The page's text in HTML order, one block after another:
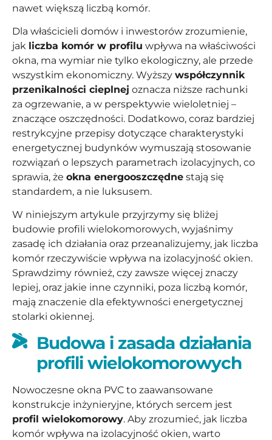
nawet większą liczbą komór.
Dla właścicieli domów i inwestorów zrozumienie,
jak liczba komór w profilu wpływa na właściwości
okna, ma wymiar nie tylko ekologiczny, ale przede
wszystkim ekonomiczny. Wyższy współczynnik
przenikalności cieplnej oznacza niższe rachunki
za ogrzewanie, a w perspektywie wieloletniej –
znaczące oszczędności. Dodatkowo, coraz bardziej
restrykcyjne przepisy dotyczące charakterystyki
energetycznej budynków wymuszają stosowanie
rozwiązań o lepszych parametrach izolacyjnych, co
sprawia, że okna energooszczędne stają się
standardem, a nie luksusem.
W niniejszym artykule przyjrzymy się bliżej
budowie profili wielokomorowych, wyjaśnimy
zasadę ich działania oraz przeanalizujemy, jak liczba
komór rzeczywiście wpływa na izolacyjność okien.
Sprawdzimy również, czy zawsze więcej znaczy
lepiej, oraz jakie inne czynniki, poza liczbą komór,
mają znaczenie dla efektywności energetycznej
stolarki okiennej.
Budowa i zasada działania
profili wielokomorowych
Nowoczesne okna PVC to zaawansowane
konstrukcje inżynieryjne, których sercem jest
profil wielokomorowy. Aby zrozumieć, jak liczba
komór wpływa na izolacyjność okien, warto